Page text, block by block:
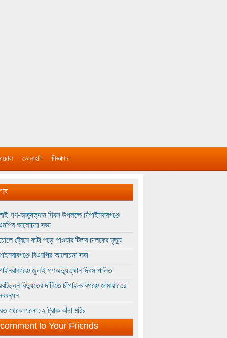
ভোলাহাট বিজ্ঞাপন
গণ-অভ্যুত্থান দিবস উপলক্ষে চাঁপাইনবাবগঞ্জে
আলোচনা সভা
ট্রেনে কাটা পড়ে পাওয়ার টিলার চালকের মৃত্যু
বিএনপির আলোচনা সভা
জুলাই গণঅভ্যুত্থান দিবস পালিত
বিদ্যুতের দাবিতে চাঁপাইনবাবগঞ্জে জামায়াতের
থেকে এলো ১২ ট্রাক কাঁচা মরিচ
to Your Friends